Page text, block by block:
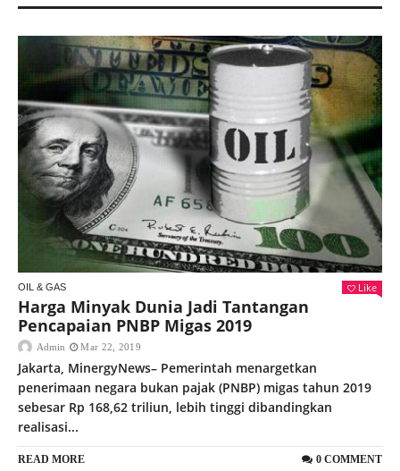
OIL & GAS Like
Harga Minyak Dunia Jadi Tantangan
Pencapaian PNBP Migas 2019
Admin Mar 22, 2019
Jakarta, MinergyNews– Pemerintah menargetkan
penerimaan negara bukan pajak (PNBP) migas tahun 2019
sebesar Rp 168,62 triliun, lebih tinggi dibandingkan
realisasi...
READ MORE 0 COMMENT